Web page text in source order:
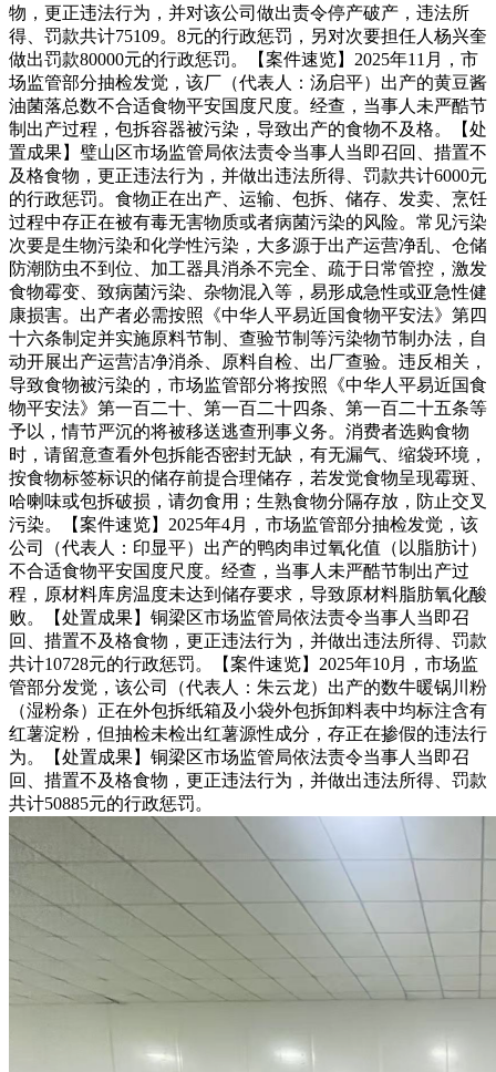
物，更正违法行为，并对该公司做出责令停产破产，违法所
得、罚款共计75109。8元的行政惩罚，另对次要担任人杨兴奎
做出罚款80000元的行政惩罚。【案件速览】2025年11月，市
场监管部分抽检发觉，该厂（代表人：汤启平）出产的黄豆酱
油菌落总数不合适食物平安国度尺度。经查，当事人未严酷节
制出产过程，包拆容器被污染，导致出产的食物不及格。【处
置成果】璧山区市场监管局依法责令当事人当即召回、措置不
及格食物，更正违法行为，并做出违法所得、罚款共计6000元
的行政惩罚。食物正在出产、运输、包拆、储存、发卖、烹饪
过程中存正在被有毒无害物质或者病菌污染的风险。常见污染
次要是生物污染和化学性污染，大多源于出产运营净乱、仓储
防潮防虫不到位、加工器具消杀不完全、疏于日常管控，激发
食物霉变、致病菌污染、杂物混入等，易形成急性或亚急性健
康损害。出产者必需按照《中华人平易近国食物平安法》第四
十六条制定并实施原料节制、查验节制等污染物节制办法，自
动开展出产运营洁净消杀、原料自检、出厂查验。违反相关，
导致食物被污染的，市场监管部分将按照《中华人平易近国食
物平安法》第一百二十、第一百二十四条、第一百二十五条等
予以，情节严沉的将被移送逃查刑事义务。消费者选购食物
时，请留意查看外包拆能否密封无缺，有无漏气、缩袋环境，
按食物标签标识的储存前提合理储存，若发觉食物呈现霉斑、
哈喇味或包拆破损，请勿食用；生熟食物分隔存放，防止交叉
污染。【案件速览】2025年4月，市场监管部分抽检发觉，该
公司（代表人：印显平）出产的鸭肉串过氧化值（以脂肪计）
不合适食物平安国度尺度。经查，当事人未严酷节制出产过
程，原材料库房温度未达到储存要求，导致原材料脂肪氧化酸
败。【处置成果】铜梁区市场监管局依法责令当事人当即召
回、措置不及格食物，更正违法行为，并做出违法所得、罚款
共计10728元的行政惩罚。【案件速览】2025年10月，市场监
管部分发觉，该公司（代表人：朱云龙）出产的数牛暖锅川粉
（湿粉条）正在外包拆纸箱及小袋外包拆卸料表中均标注含有
红薯淀粉，但抽检未检出红薯源性成分，存正在掺假的违法行
为。【处置成果】铜梁区市场监管局依法责令当事人当即召
回、措置不及格食物，更正违法行为，并做出违法所得、罚款
共计50885元的行政惩罚。